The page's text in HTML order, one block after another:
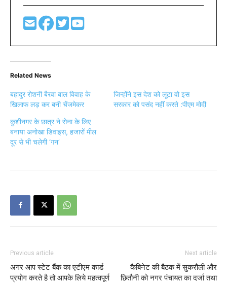
Related News
बहादुर रोशनी बैरवा बाल विवाह के
खिलाफ लड़ कर बनी चेंजमेकर
जिन्‍होंने इस देश को लूटा वो इस
सरकार को पसंद नहीं करते :पीएम मोदी
कुशीनगर के छात्र ने सेना के लिए
बनाया अनोखा डिवाइस, हजारों मील
दूर से भी चलेगी ‘गन’
Previous article
अगर आप स्टेट बैंक का एटीएम कार्ड
प्रयोग करते है तो आपके लिये महत्वपूर्ण
Next article
कैबिनेट की बैठक में सुकरौली और
छितौनी को नगर पंचायत का दर्जा तथा